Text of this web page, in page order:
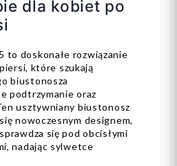
dla kobiet po
to doskonałe rozwiązanie
które szukają
biustonosza
podtrzymanie oraz
usztywniany biustonosz
nowoczesnym designem,
się pod obcisłymi
nadając sylwetce